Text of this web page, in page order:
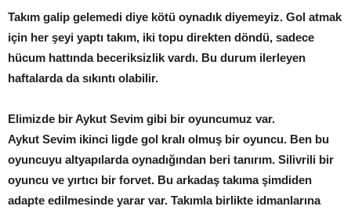
Takım galip gelemedi diye kötü oynadık diyemeyiz. Gol atmak
için her şeyi yaptı takım, iki topu direkten döndü, sadece
hücum hattında beceriksizlik vardı. Bu durum ilerleyen
haftalarda da sıkıntı olabilir.
Elimizde bir Aykut Sevim gibi bir oyuncumuz var.
Aykut Sevim ikinci ligde gol kralı olmuş bir oyuncu. Ben bu
oyuncuyu altyapılarda oynadığından beri tanırım. Silivrili bir
oyuncu ve yırtıcı bir forvet. Bu arkadaş takıma şimdiden
adapte edilmesinde yarar var. Takımla birlikte idmanlarına